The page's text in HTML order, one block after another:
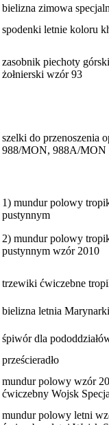
bielizna zimowa
spodenki letnie koloru
zasobnik piechoty
żołnierski wzór 93
szelki do przenoszenia
988/MON, 988A/MON
1) mundur polowy
pustynnym
2) mundur polowy
pustynnym wzór 2010
trzewiki ćwiczebne
bielizna letnia
śpiwór dla
prześcieradło
mundur polowy wzór
ćwiczebny Wojsk
mundur polowy letni